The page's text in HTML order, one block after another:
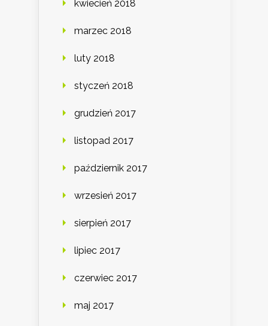
kwiecień 2018
marzec 2018
luty 2018
styczeń 2018
grudzień 2017
listopad 2017
październik 2017
wrzesień 2017
sierpień 2017
lipiec 2017
czerwiec 2017
maj 2017